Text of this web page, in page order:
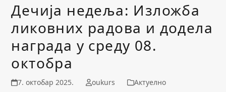
Дечија недеља: Изложба
ликовних радова и додела
награда у среду 08.
октобра
7. октобар 2025. oukurs Актуелно